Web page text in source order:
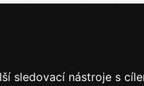
sledovací nástroje s